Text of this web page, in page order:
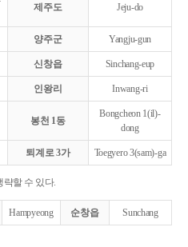
제주도 Jeju-do
양주군 Yangju-gun
신창읍 Sinchang-eup
인왕리 Inwang-ri
봉천 1동
Bongcheon 1(il)-
dong
퇴계로 3가 Toegyero 3(sam)-ga
략할 수 있다.
Hampyeong 순창읍 Sunchang